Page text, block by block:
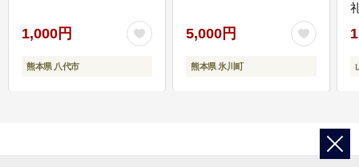
1,000円
熊本県 八代市
5,000円
熊本県 氷川町